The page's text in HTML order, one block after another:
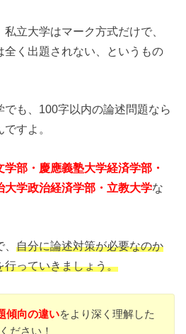
立大学はマーク方式だけで、
全く出題されない、というもの
でも、100字以内の論述問題なら
すよ。
学部・慶應義塾大学経済学部・
大学政治経済学部・立教大学な
、自分に論述対策が必要なのか
行っていきましょう。
傾向の違いをより深く理解した
ださい！